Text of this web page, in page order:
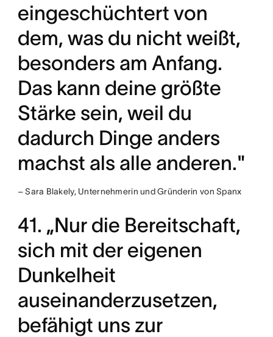
eingeschüchtert von
dem, was du nicht weißt,
besonders am Anfang.
Das kann deine größte
Stärke sein, weil du
dadurch Dinge anders
machst als alle anderen."
– Sara Blakely, Unternehmerin und Gründerin von Spanx
41. „Nur die Bereitschaft,
sich mit der eigenen
Dunkelheit
auseinanderzusetzen,
befähigt uns zur